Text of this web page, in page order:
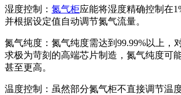
湿度控制： 氮气柜应能将湿度精确控制在
并根据设定值自动调节氮气流量。
氮气纯度：氮气纯度需达到99.99%以上，
求极为苛刻的高端芯片制造，氮气纯度可
甚至更高。
温度控制：虽然部分氮气柜不直接调节温